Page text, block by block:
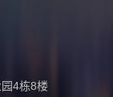
4栋8楼